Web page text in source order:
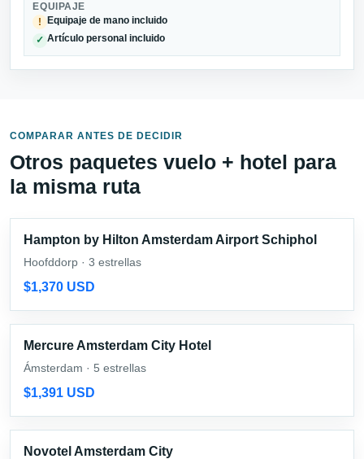
EQUIPAJE
!
Equipaje de mano incluido
✓ Artículo personal incluido
COMPARAR ANTES DE DECIDIR
Otros paquetes vuelo + hotel para
la misma ruta
Hampton by Hilton Amsterdam Airport Schiphol
Hoofddorp · 3 estrellas
$1,370 USD
Mercure Amsterdam City Hotel
Ámsterdam · 5 estrellas
$1,391 USD
Novotel Amsterdam City